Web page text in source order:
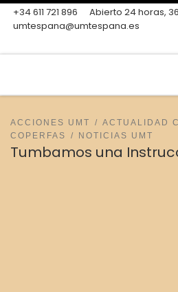
Skip to content
+34 611 721 896
Abierto 24 horas,
umtespana@umtespana.es
ACCIONES UMT
ACTUALIDAD
COPERFAS
NOTICIAS UMT
Tumbamos una